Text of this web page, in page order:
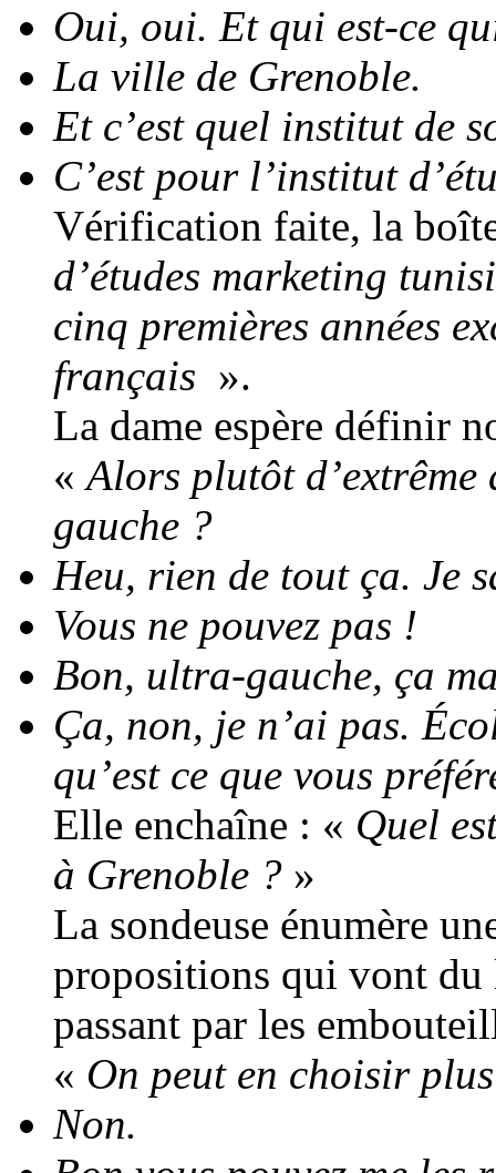
Oui, oui. Et qui est-ce
La ville de Grenoble.
Et c’est quel institut de
C’est pour l’institut
Vérification faite, la
d’études marketing
cinq premières années
français ».
La dame espère définir
«Alors plutôt
gauche ?
Heu, rien de tout ça. Je
Vous ne pouvez pas !
Bon, ultra-gauche, ça
Ça, non, je n’ai pas.
qu’est ce que vous
Elle enchaîne : « Quel
à Grenoble ? »
La sondeuse énumère
propositions qui vont du
passant par les
« On peut en choisir
Non.